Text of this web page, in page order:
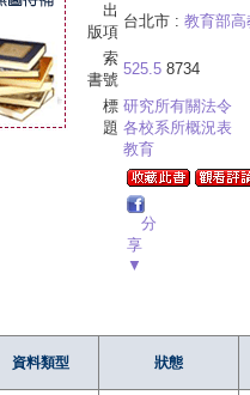
出
版項
台北市 : 教育部高
索
書號
525.5 8734
標
題
研究所有關法令
各校系所概況表
教育
分
享
▼
資料類型 狀態